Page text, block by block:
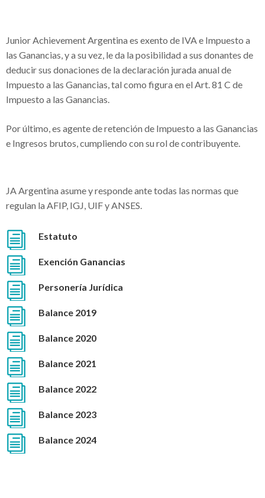
Junior Achievement Argentina es exento de IVA e Impuesto a
las Ganancias, y a su vez, le da la posibilidad a sus donantes de
deducir sus donaciones de la declaración jurada anual de
Impuesto a las Ganancias, tal como figura en el Art. 81 C de
Impuesto a las Ganancias.
Por último, es agente de retención de Impuesto a las Ganancias
e Ingresos brutos, cumpliendo con su rol de contribuyente.
JA Argentina asume y responde ante todas las normas que
regulan la AFIP, IGJ, UIF y ANSES.
Estatuto
Exención Ganancias
Personería Jurídica
Balance 2019
Balance 2020
Balance 2021
Balance 2022
Balance 2023
Balance 2024